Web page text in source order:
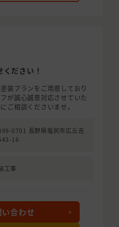
ださい！
装プランをご用意しており
が誠心誠意対応させていた
ご相談くださいませ。
0701 長野県塩尻市広丘吉
16
工事
い合わせ